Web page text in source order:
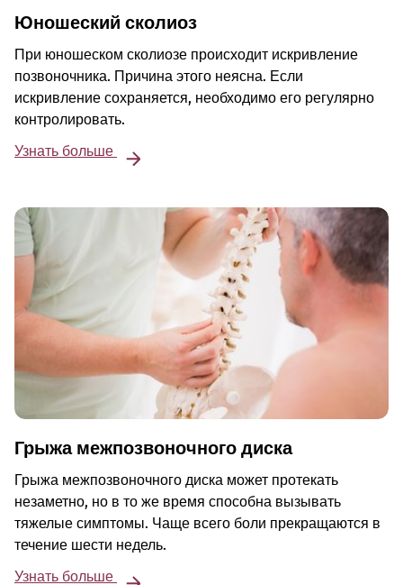
Юношеский сколиоз
При юношеском сколиозе происходит искривление
позвоночника. Причина этого неясна. Если
искривление сохраняется, необходимо его регулярно
контролировать.
Узнать больше
Грыжа межпозвоночного диска
Грыжа межпозвоночного диска может протекать
незаметно, но в то же время способна вызывать
тяжелые симптомы. Чаще всего боли прекращаются в
течение шести недель.
Узнать больше